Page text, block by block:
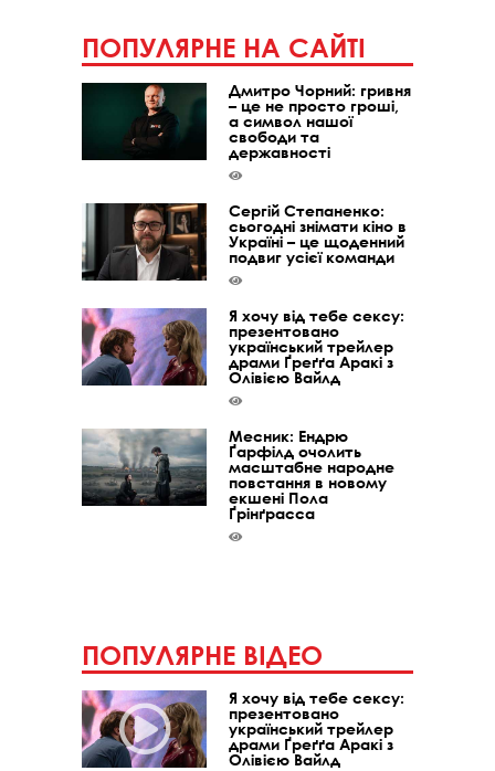
ПОПУЛЯРНЕ НА САЙТІ
Дмитро Чорний: гривня
– це не просто гроші,
а символ нашої
свободи та
державності
Сергій Степаненко:
сьогодні знімати кіно в
Україні – це щоденний
подвиг усієї команди
Я хочу від тебе сексу:
презентовано
український трейлер
драми Ґреґґа Аракі з
Олівією Вайлд
Месник: Ендрю
Ґарфілд очолить
масштабне народне
повстання в новому
екшені Пола
Ґрінґрасса
ПОПУЛЯРНЕ ВІДЕО
Я хочу від тебе сексу:
презентовано
український трейлер
драми Ґреґґа Аракі з
Олівією Вайлд